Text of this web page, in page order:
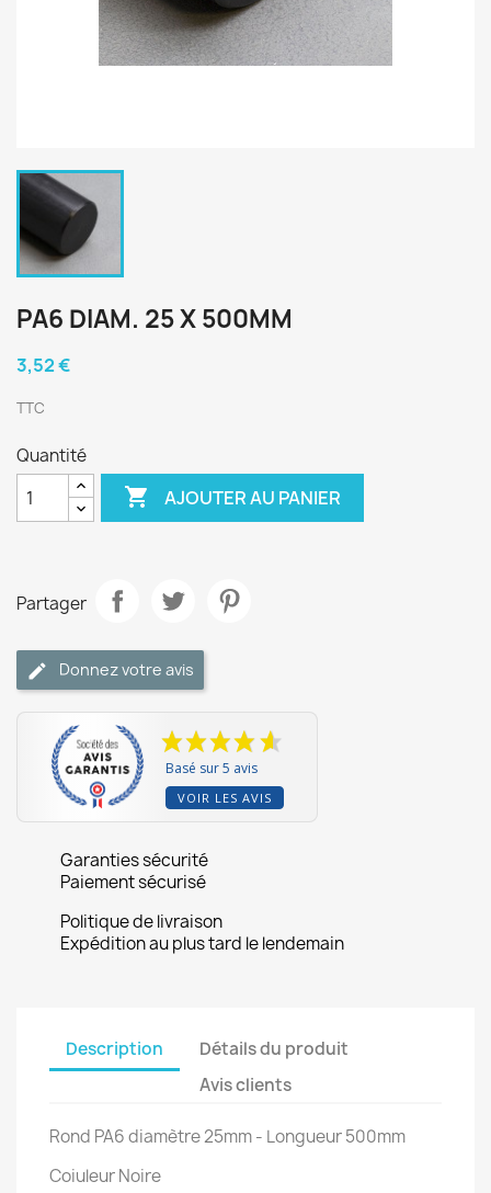
PA6 DIAM. 25 X 500MM
3,52 €
TTC
Quantité
 AJOUTER AU PANIER
Partager
Donnez votre avis
Basé sur 5 avis
VOIR LES AVIS
Garanties sécurité
Paiement sécurisé
Politique de livraison
Expédition au plus tard le lendemain
Description
Détails du produit
Avis clients
Rond PA6 diamètre 25mm - Longueur 500mm
Coiuleur Noire